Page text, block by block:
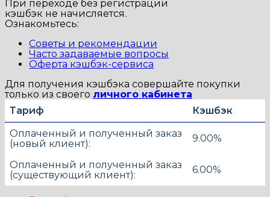
При переходе без регистрации
кэшбэк не начисляется.
Ознакомьтесь:
Советы и рекомендации
Часто задаваемые вопросы
Оферта кэшбэк-сервиса
Для получения кэшбэка совершайте покупки
только из своего личного кабинета
Тариф
Кэшбэк
Оплаченный и полученный заказ
(новый клиент):
9.00%
Оплаченный и полученный заказ
(существующий клиент):
6.00%